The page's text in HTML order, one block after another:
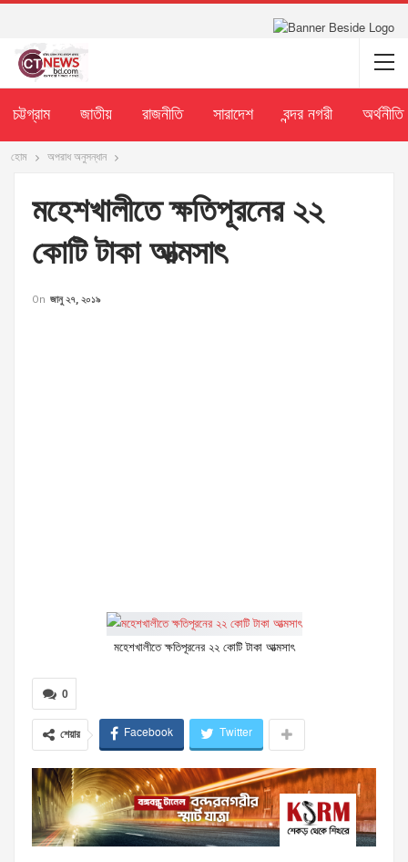
চট্টগ্রাম জাতীয় রাজনীতি সারাদেশ বন্দর নগরী অর্থনীতি
হোম অপরাধ অনুসন্ধান
মহেশখালীতে ক্ষতিপূরনের ২২
কোটি টাকা আত্মসাৎ
On জানু ২৭, ২০১৯
মহেশখালীতে ক্ষতিপূরনের ২২ কোটি টাকা আত্মসাৎ
0
শেয়ার Facebook Twitter